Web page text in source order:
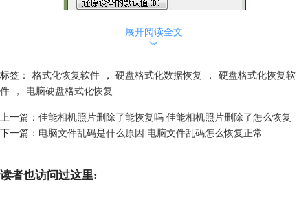
展开阅读全文
︾
标签： 格式化恢复软件 ， 硬盘格式化数据恢复 ，
硬盘格式化恢复软
件
， 电脑硬盘格式化恢复
上一篇： 佳能相机照片删除了能恢复吗 佳能相机照片删除了怎么恢复
下一篇： 电脑文件乱码是什么原因 电脑文件乱码怎么恢复正常
读者也访问过这里: